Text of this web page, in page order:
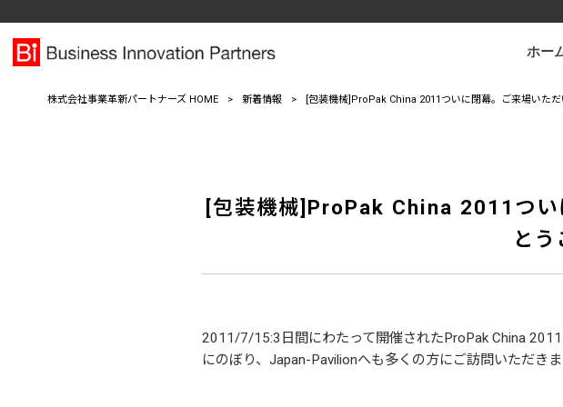
ホー
株式会社事業革新パートナーズ HOME > 新着情報 > [包装機械]ProPak China 2011ついに閉幕。ご来場いた
[包装機械]ProPak China 2011つい
とう
2011/7/15:3日間にわたって開催されたProPak China
にのぼり、Japan-Pavilionへも多くの方にご訪問いただき